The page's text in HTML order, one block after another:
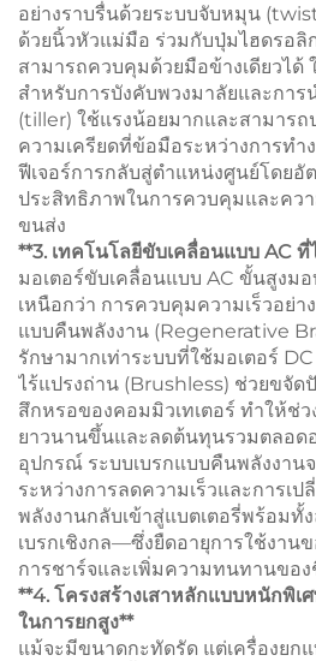
อย่างราบรื่นด้วยระบบจับหมุน
ด้วยนิ้วหัวแม่มือ ร่วมกับปุ่มไฮดรอลิ
สามารถควบคุมด้วยมือข้างเดียวได้
สำหรับการบังคับพวงมาลัยและกา
(tiller) ใช้แรงน้อยมากและสามาร
ความเครียดที่ข้อมือระหว่างการทำ
ฟีเจอร์การกลับสู่ตำแหน่งศูนย์โดยอั
ประสิทธิภาพในการควบคุมและคว
ขนส่ง
**3. เทคโนโลยีขับเคลื่อนแบบ AC
มอเตอร์ขับเคลื่อนแบบ AC ขั้นสูงม
เหนือกว่า การควบคุมความเร็วอย่า
แบบคืนพลังงาน (Regenerative
รักษามากเท่าระบบที่ใช้มอเตอร์
ไร้แปรงถ่าน (Brushless) ช่วยขจั
สึกหรอของคอมมิวเทเตอร์ ทำให้ช่ว
ยาวนานขึ้นและลดต้นทุนรวมตลอด
อุปกรณ์ ระบบเบรกแบบคืนพลังงาน
ระหว่างการลดความเร็วและการเ
พลังงานกลับเข้าสู่แบตเตอรี่พร้อมทั้
เบรกเชิงกล—ซึ่งยืดอายุการใช้งาน
การชาร์จและเพิ่มความทนทานขอ
**4. โครงสร้างเสาหลักแบบหนักพิ
ในการยกสูง**
แม้จะมีขนาดกะทัดรัด แต่เครื่องยก